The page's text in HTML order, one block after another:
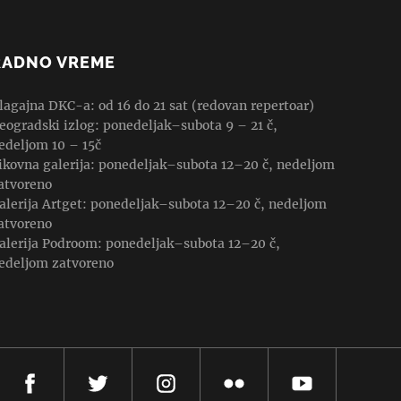
VREME
DKC-a: od 16 do 21 sat (redovan repertoar)
izlog: ponedeljak–subota 9 – 21 č,
10 – 15č
galerija: ponedeljak–subota 12–20 č, nedeljom
Artget: ponedeljak–subota 12–20 č, nedeljom
Podroom: ponedeljak–subota 12–20 č,
zatvoreno